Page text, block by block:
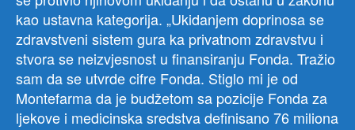
kao ustavna kategorija. „Ukidanjem doprinosa se
zdravstveni sistem gura ka privatnom zdravstvu i
stvora se neizvjesnost u finansiranju Fonda. Tražio
sam da se utvrde cifre Fonda. Stiglo mi je od
Montefarma da je budžetom sa pozicije Fonda za
ljekove i medicinska sredstva definisano 76 miliona